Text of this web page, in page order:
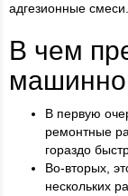
адгезионные смеси.
В чем
В первую
ремонтные
гораздо
Во-вторых,
нескольких